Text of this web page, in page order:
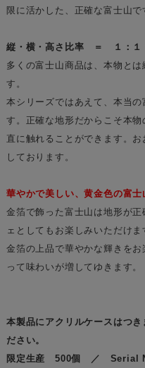
限に活かした、正確な富士山で
縦・横・高さ比率 ＝ １：１
多くの富士山商品は、本物と
す。
本シリーズではあえて、本当
す。正確な地形だからこそ本物
直に触れることができます。
しております。
華やかで美しい、黄金色の富士
金箔で飾った富士山は地形が
ェとしてもお楽しみいただけま
金箔の上品で華やかな輝きを
って味わいが増してゆきます。
本製品にアクリルケースはつ
ださい。
限定生産 500個 ／ Serial